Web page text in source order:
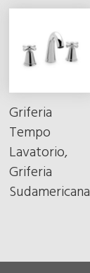
Griferia
Tempo
Lavatorio,
Griferia
Sudamericana